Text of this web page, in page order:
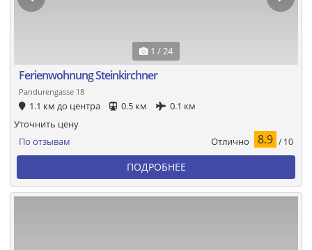
1 / 24
Ferienwohnung Steinkirchner
Pandurengasse 18
1.1 км до центра 0.5 км 0.1 км
По отзывам Отлично 8.9 / 10
Уточнить цену
ПОДРОБНЕЕ